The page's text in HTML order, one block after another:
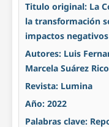
Titulo original: La
la transformación
impactos
Autores: Luis
Marcela Suárez Rico
Revista: Lumina
Año: 2022
Palabras clave: